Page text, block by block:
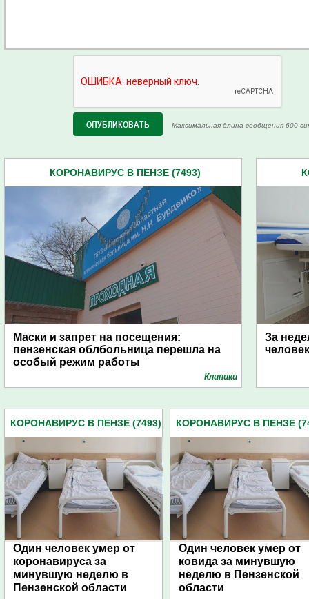
Максимальная длина сообщения 600
КОРОНАВИРУС В ПЕНЗЕ (7493)
Маски и запрет на посещения:
пензенская облбольница перешла на
особый режим работы
Клиники
За
КОРОНАВИРУС В ПЕНЗЕ (7493)
Один человек умер от
коронавируса за
минувшую неделю в
Пензенской области
КОРОНАВИРУС В ПЕНЗЕ
Один человек умер от
ковида за минувшую
неделю в Пензенской
области